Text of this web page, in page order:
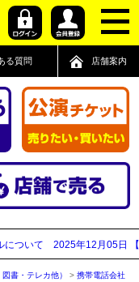
る質問 店舗案内
て 2025年12月05日 【2025
書・テレカ他） >携帯電話会社